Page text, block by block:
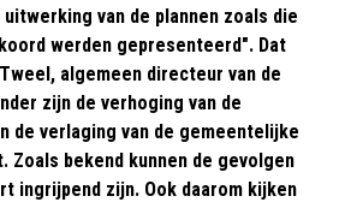
van de plannen zoals die
werden gepresenteerd". Dat
algemeen directeur van de
zijn de verhoging van de
de verlaging van de gemeentelijke
Zoals bekend kunnen de gevolgen
ingrijpend zijn. Ook daarom kijken